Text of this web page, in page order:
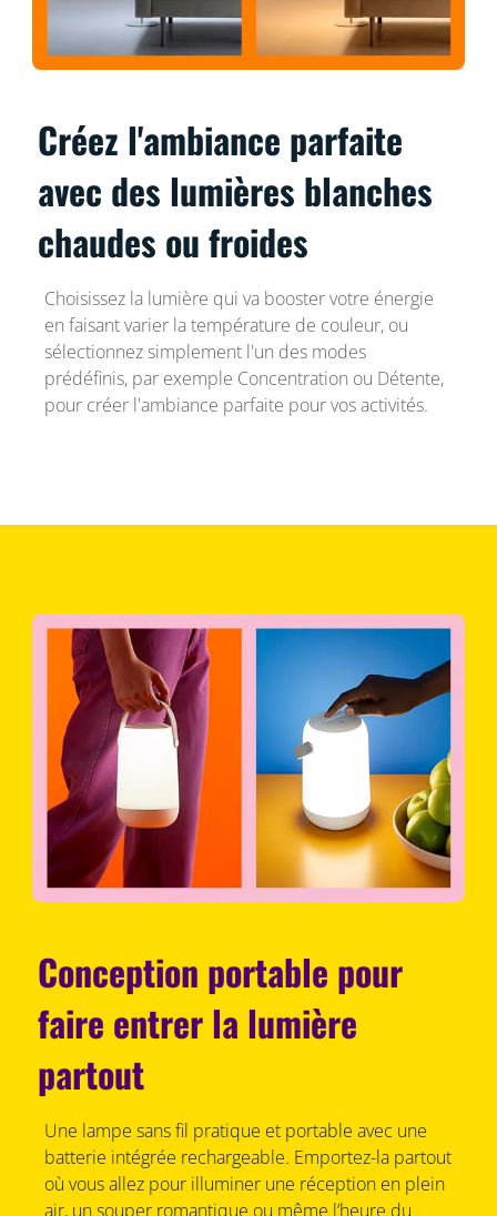
Créez l'ambiance parfaite
avec des lumières blanches
chaudes ou froides
Choisissez la lumière qui va booster votre énergie
en faisant varier la température de couleur, ou
sélectionnez simplement l'un des modes
prédéfinis, par exemple Concentration ou Détente,
pour créer l'ambiance parfaite pour vos activités.
Conception portable pour
faire entrer la lumière
partout
Une lampe sans fil pratique et portable avec une
batterie intégrée rechargeable. Emportez-la partout
où vous allez pour illuminer une réception en plein
air, un souper romantique ou même l’heure du